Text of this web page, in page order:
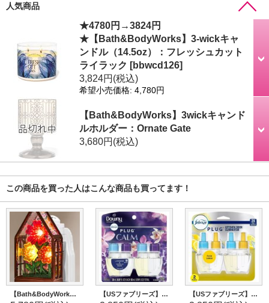
人気商品
★4780円→3824円
★【Bath&BodyWorks】3-wickキャ
ンドル（14.5oz）：フレッシュカット
ライラック [bbwcd126]
3,824円(税込)
希望小売価格: 4,780円
【Bath&BodyWorks】3wickキャンド
ルホルダー：Ornate Gate
3,680円(税込)
この商品を買った人はこんな商品も買ってます！
【Bath&BodyWorks】Wallflowers本体：フローラルハウスナイトライト 【USファブリーズ】プラグインオイルリフィル(2セット入)：Downy CALM ラベンダー＆バニラビーン 【USファブリーズ】プラグインオイルリフィル(2セット入)：キッチンの臭いにおすすめ！フレッシュレモン